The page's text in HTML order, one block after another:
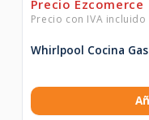
Whirlpool Cocina Gas